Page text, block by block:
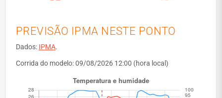
PREVISÃO IPMA NESTE PONTO
Dados: IPMA.
Corrida do modelo: 09/08/2026 12:00 (hora local)